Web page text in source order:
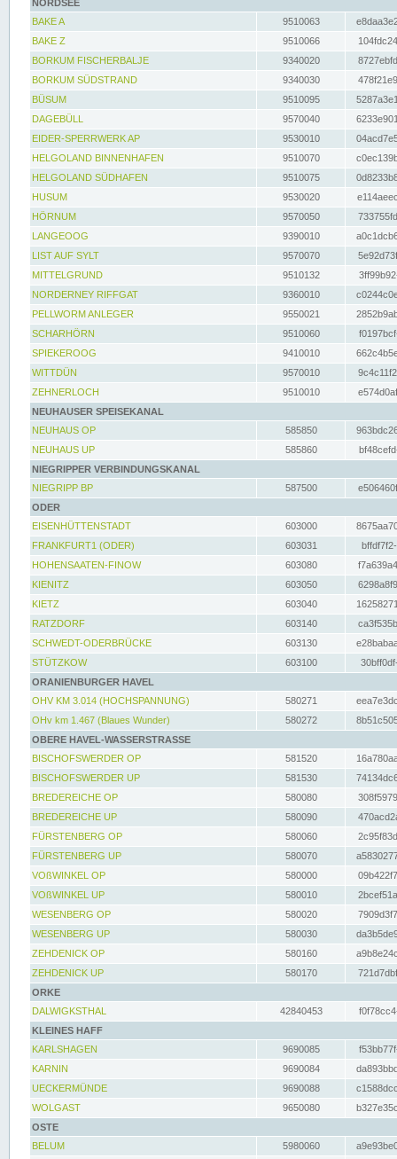
NORDSEE
BAKE A
9510063
BAKE Z
9510066
BORKUM FISCHERBALJE
9340020
BORKUM SÜDSTRAND
9340030
BÜSUM
9510095
DAGEBÜLL
9570040
EIDER-SPERRWERK AP
9530010
HELGOLAND BINNENHAFEN
9510070
HELGOLAND SÜDHAFEN
9510075
HUSUM
9530020
HÖRNUM
9570050
LANGEOOG
9390010
LIST AUF SYLT
9570070
MITTELGRUND
9510132
NORDERNEY RIFFGAT
9360010
PELLWORM ANLEGER
9550021
SCHARHÖRN
9510060
SPIEKEROOG
9410010
WITTDÜN
9570010
ZEHNERLOCH
9510010
NEUHAUSER SPEISEKANAL
NEUHAUS OP
585850
NEUHAUS UP
585860
NIEGRIPPER VERBINDUNGSKANAL
NIEGRIPP BP
587500
ODER
EISENHÜTTENSTADT
603000
FRANKFURT1 (ODER)
603031
HOHENSAATEN-FINOW
603080
KIENITZ
603050
KIETZ
603040
RATZDORF
603140
SCHWEDT-ODERBRÜCKE
603130
STÜTZKOW
603100
ORANIENBURGER HAVEL
OHV KM 3.014 (HOCHSPANNUNG)
580271
OHv km 1.467 (Blaues Wunder)
580272
OBERE HAVEL-WASSERSTRASSE
BISCHOFSWERDER OP
581520
BISCHOFSWERDER UP
581530
BREDEREICHE OP
580080
BREDEREICHE UP
580090
FÜRSTENBERG OP
580060
FÜRSTENBERG UP
580070
VOßWINKEL OP
580000
VOßWINKEL UP
580010
WESENBERG OP
580020
WESENBERG UP
580030
ZEHDENICK OP
580160
ZEHDENICK UP
580170
ORKE
DALWIGKSTHAL
42840453
KLEINES HAFF
KARLSHAGEN
9690085
KARNIN
9690084
UECKERMÜNDE
9690088
WOLGAST
9650080
OSTE
BELUM
5980060